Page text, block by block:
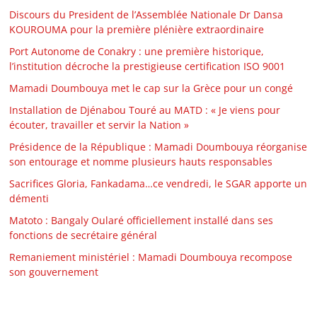
Discours du President de l’Assemblée Nationale Dr Dansa
KOUROUMA pour la première plénière extraordinaire
Port Autonome de Conakry : une première historique,
l’institution décroche la prestigieuse certification ISO 9001
Mamadi Doumbouya met le cap sur la Grèce pour un congé
Installation de Djénabou Touré au MATD : « Je viens pour
écouter, travailler et servir la Nation »
Présidence de la République : Mamadi Doumbouya réorganise
son entourage et nomme plusieurs hauts responsables
Sacrifices Gloria, Fankadama…ce vendredi, le SGAR apporte un
démenti
Matoto : Bangaly Oularé officiellement installé dans ses
fonctions de secrétaire général
Remaniement ministériel : Mamadi Doumbouya recompose
son gouvernement